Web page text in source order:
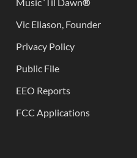
Vic Eliason, Founder
Privacy Policy
Public File
EEO Reports
FCC Applications